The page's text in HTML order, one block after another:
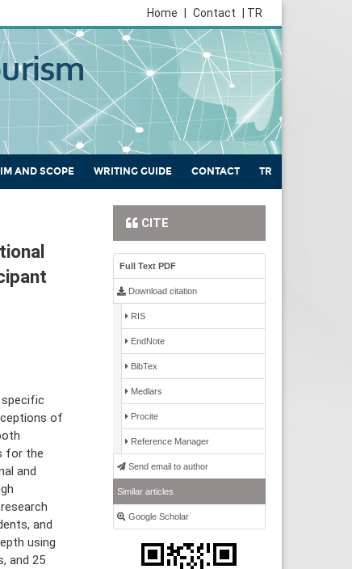
| TR
Contact
Home
AND SCOPE WRITING GUIDE CONTACT TR
of
for the
and
and
using
and 25
CITE
Full Text PDF
Download citation
RIS
EndNote
BibTex
Medlars
Procite
Reference Manager
Send email to author
Similar articles
Google Scholar